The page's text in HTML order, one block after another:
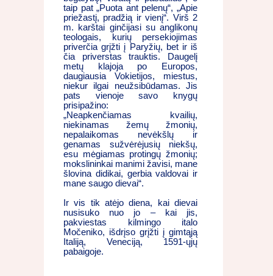
taip pat „Puota ant pelenų“, „Apie
priežastį, pradžią ir vienį“. Virš 2
m. karštai ginčijasi su anglikonų
teologais, kurių persekiojimas
priverčia grįžti į Paryžių, bet ir iš
čia priverstas trauktis. Daugelį
metų klajoja po Europos,
daugiausia Vokietijos, miestus,
niekur ilgai neužsibūdamas. Jis
pats vienoje savo knygų
prisipažino:
„Neapkenčiamas kvailių,
niekinamas žemų žmonių,
nepalaikomas nevėkšlų ir
genamas sužvėrėjusių niekšų,
esu mėgiamas protingų žmonių;
mokslininkai manimi žavisi, mane
šlovina didikai, gerbia valdovai ir
mane saugo dievai“.
Ir vis tik atėjo diena, kai dievai
nusisuko nuo jo – kai jis,
pakviestas kilmingo italo
Močeniko, išdrįso grįžti į gimtąją
Italiją, Veneciją, 1591-ųjų
pabaigoje.